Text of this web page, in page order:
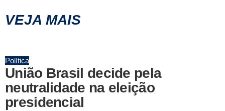
VEJA MAIS
Política
União Brasil decide pela
neutralidade na eleição
presidencial